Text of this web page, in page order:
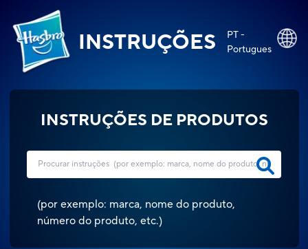
INSTRUÇÕES
PT -
Portugues
INSTRUÇÕES DE PRODUTOS
(por exemplo: marca, nome do produto,
número do produto, etc.)